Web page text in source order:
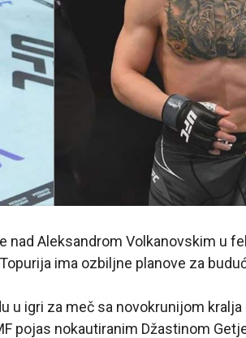
nad Aleksandrom Volkanovskim u
ima ozbiljne planove za
u igri za meč sa novokrunijom
pojas nokautiranim Džastinom